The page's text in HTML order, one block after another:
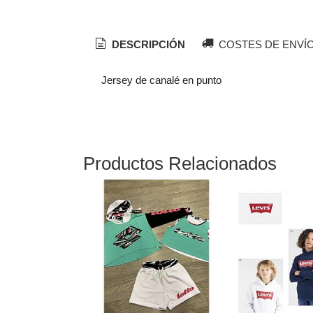
DESCRIPCIÓN COSTES DE
Jersey de canalé en punto
Productos Relacionados